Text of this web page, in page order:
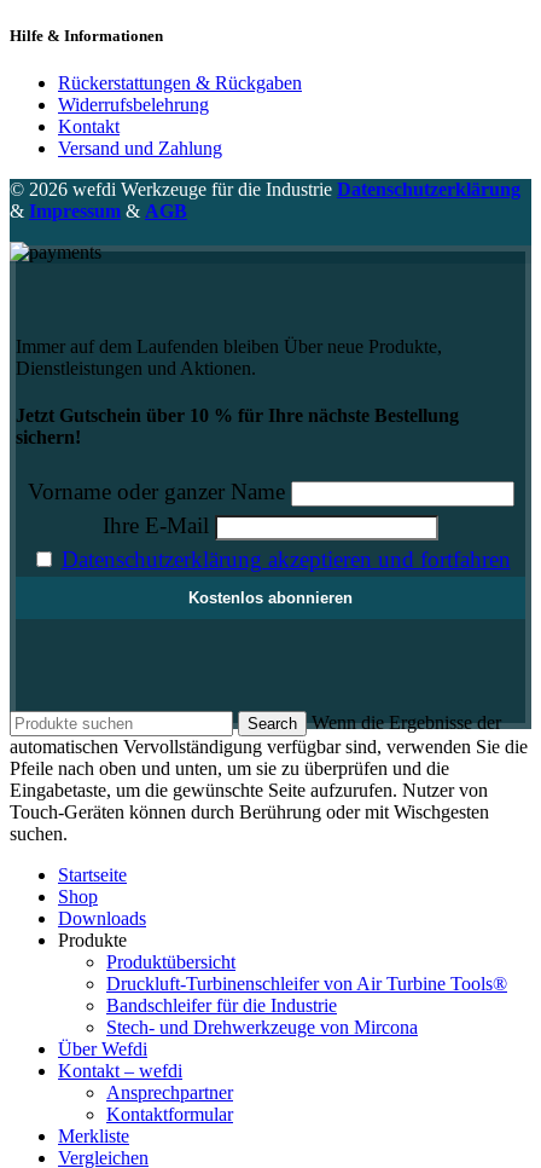
Hilfe & Informationen
Rückerstattungen & Rückgaben
Widerrufsbelehrung
Kontakt
Versand und Zahlung
© 2026 wefdi Werkzeuge für die Industrie Datenschutzerklärung
& Impressum & AGB
Immer auf dem Laufenden bleiben Über neue Produkte,
Dienstleistungen und Aktionen.
Jetzt Gutschein über 10 % für Ihre nächste Bestellung
sichern!
Vorname oder ganzer Name
Ihre E-Mail
Datenschutzerklärung akzeptieren und fortfahren
Search
Wenn die Ergebnisse der
automatischen Vervollständigung verfügbar sind, verwenden Sie die
Pfeile nach oben und unten, um sie zu überprüfen und die
Eingabetaste, um die gewünschte Seite aufzurufen. Nutzer von
Touch-Geräten können durch Berührung oder mit Wischgesten
suchen.
Startseite
Shop
Downloads
Produkte
Produktübersicht
Druckluft-Turbinenschleifer von Air Turbine Tools®
Bandschleifer für die Industrie
Stech- und Drehwerkzeuge von Mircona
Über Wefdi
Kontakt – wefdi
Ansprechpartner
Kontaktformular
Merkliste
Vergleichen